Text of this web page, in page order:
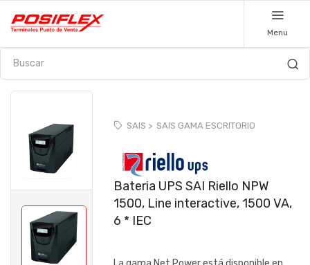
Menu
SAIS > SAIS GAMA ESCRITORIO
Bateria UPS SAI Riello NPW
1500, Line interactive, 1500 VA,
6 * IEC